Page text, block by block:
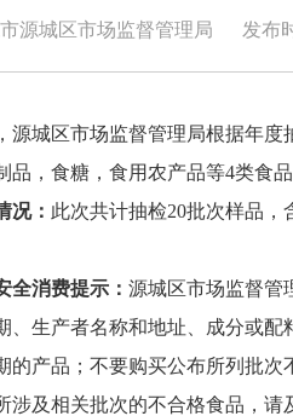
源城区市场监督管理局 发布
区市场监督管理局根据年度抽
品，食糖，食用农产品等4类食
况： 此次共计抽检20批次样品
全消费提示 ： 源城区市场监督管
、生产者名称和地址、成分或
的产品；不要购买公布所列批
涉及相关批次的不合格食品，请